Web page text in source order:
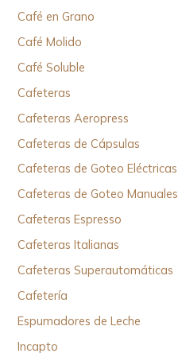
Café en Grano
Café Molido
Café Soluble
Cafeteras
Cafeteras Aeropress
Cafeteras de Cápsulas
Cafeteras de Goteo Eléctricas
Cafeteras de Goteo Manuales
Cafeteras Espresso
Cafeteras Italianas
Cafeteras Superautomáticas
Cafetería
Espumadores de Leche
Incapto